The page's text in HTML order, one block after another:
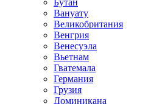
Бутан
Вануату
Великобритания
Венгрия
Венесуэла
Вьетнам
Гватемала
Германия
Грузия
Доминикана